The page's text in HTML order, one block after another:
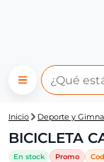
Central
Inicio Deporte y
BICICLETA
En stock Promo